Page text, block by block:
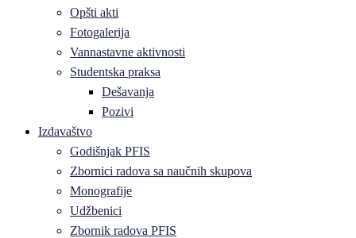
Opšti akti
Fotogalerija
Vannastavne aktivnosti
Studentska praksa
Dešavanja
Pozivi
Izdavaštvo
Godišnjak PFIS
Zbornici radova sa naučnih skupova
Monografije
Udžbenici
Zbornik radova PFIS